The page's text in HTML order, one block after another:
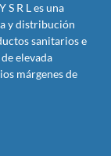
S R L es una
y distribución
sanitarios e
elevada
márgenes de